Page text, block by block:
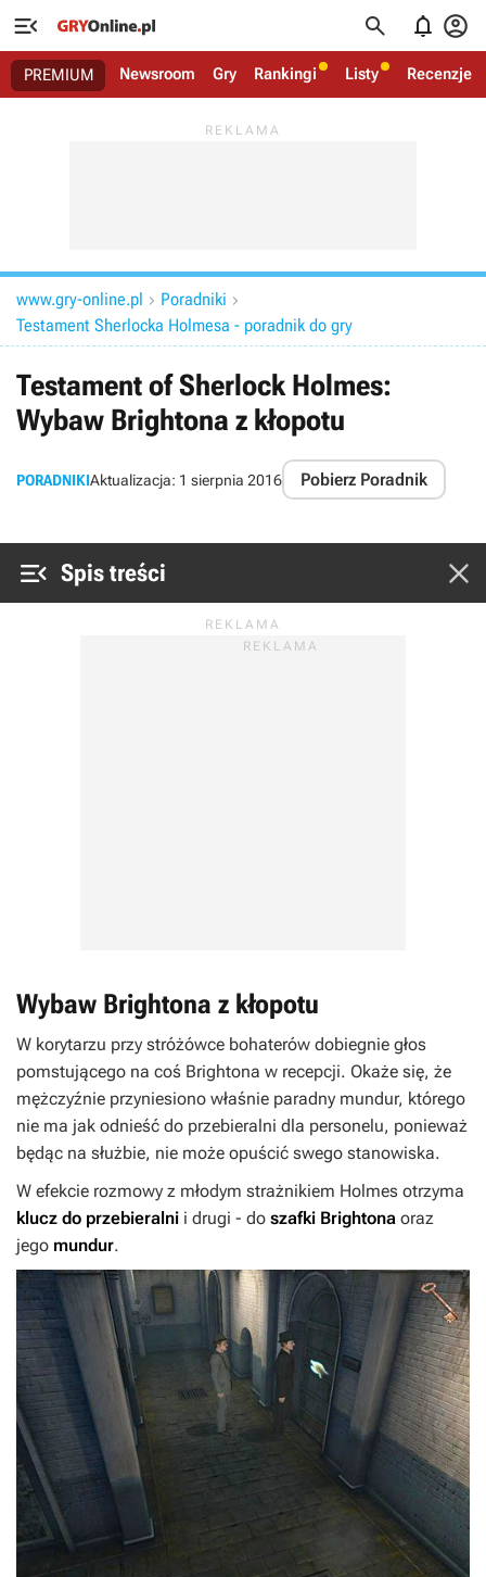
   
PREMIUM Newsroom Gry Rankingi Listy Recenzje
www.gry-online.pl  Poradniki 
Testament Sherlocka Holmesa - poradnik do gry
Testament of Sherlock Holmes:
Wybaw Brightona z kłopotu
PORADNIKIAktualizacja: 1 sierpnia 2016 Pobierz Poradnik
 Spis treści 
Wybaw Brightona z kłopotu
W korytarzu przy stróżówce bohaterów dobiegnie głos
pomstującego na coś Brightona w recepcji. Okaże się, że
mężczyźnie przyniesiono właśnie paradny mundur, którego
nie ma jak odnieść do przebieralni dla personelu, ponieważ
będąc na służbie, nie może opuścić swego stanowiska.
W efekcie rozmowy z młodym strażnikiem Holmes otrzyma
klucz do przebieralni i drugi - do szafki Brightona oraz
jego mundur.